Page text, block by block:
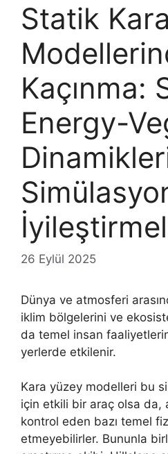
Statik
Kaçınma:
Energy-
26 Eylül 2025
Dünya ve atmosferi
iklim bölgelerini ve
da temel insan
yerlerde etkilenir.
Kara yüzey modelleri bu
için etkili bir araç olsa da,
kontrol eden bazı temel
etmeyebilirler. Bununla